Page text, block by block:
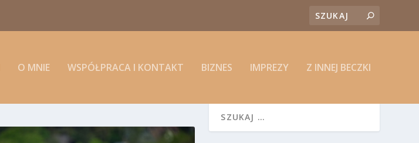
O MNIE WSPÓŁPRACA I KONTAKT BIZNES IMPREZY Z INNEJ BECZKI